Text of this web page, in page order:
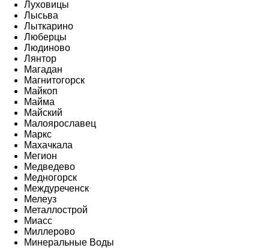
Луховицы
Лысьва
Лыткарино
Люберцы
Людиново
Лянтор
Магадан
Магнитогорск
Майкоп
Майма
Майский
Малоярославец
Маркс
Махачкала
Мегион
Медведево
Медногорск
Междуреченск
Мелеуз
Металлострой
Миасс
Миллерово
Минеральные Воды